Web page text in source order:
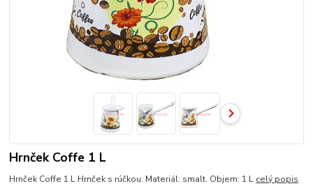
Hrnček Coffe 1 L
Hrnček Coffe 1 L Hrnček s rúčkou. Materiál: smalt. Objem: 1 L celý popis